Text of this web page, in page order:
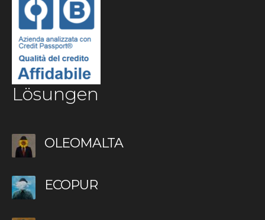
Lösungen
OLEOMALTA
ECOPUR